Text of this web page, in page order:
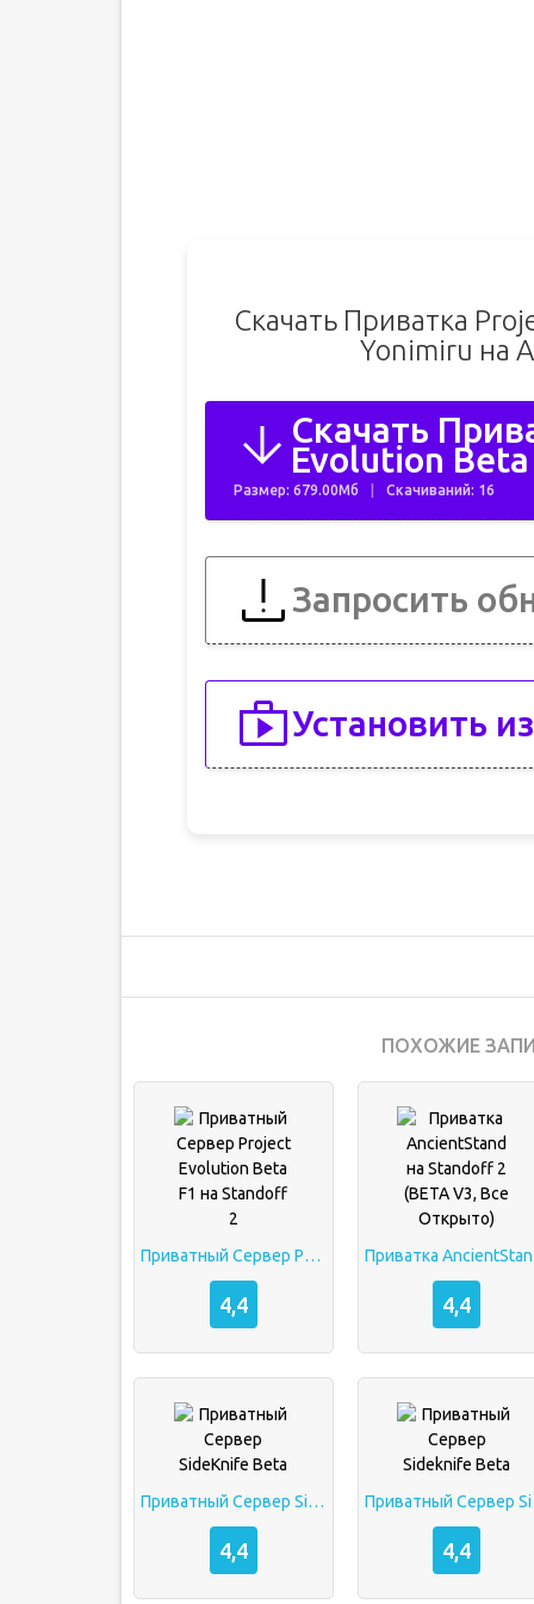
Скачать Приватка
Yonimiru на
Скачать
Evolution
Размер: 679.00Мб Скачиваний: 16
Запросить
Установить
ПОХОЖИЕ
Приватный Сервер Project Evolution Beta F1 на Standoff 2
4,4 4,4
Приватный Сервер SideKnife Beta
4,4 4,4